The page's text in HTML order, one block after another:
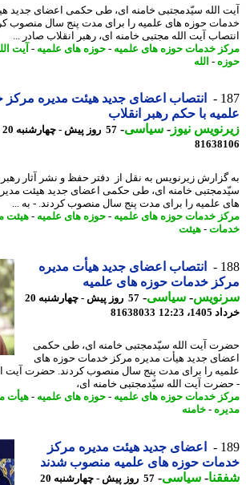
الله سیّدمجتبی خامنه ای، طی حکمی اعضای جدید هیئت
حوزه های علمیه را برای مدت پنج سال منصوب کردند.
آیت الله مجتبی خامنه ای، رهبر انقلاب صادر ...
خدمات حوزه های علمیه-حوزه های علمیه-آیت الله-
-الله
انتصاب اعضای جدید هیئت مدیره مرکز
با حکم رهبر انقلاب
نیوز-سیاسی-57 روز پیش - چهارشنبه 20 خرداد 1405، 12:33
زیرنویس به نقل از دفتر حفظ و نشر آثار رهبری ،
خامنه ای، طی حکمی اعضای جدید هیئت مدیره
علمیه را برای مدت پنج سال منصوب کردند. - به ...
خدمات حوزه های علمیه-حوزه های علمیه-هیئت
-هیئت
انتصاب اعضای جدید هیأت مدیره
خدمات حوزه های علمیه
-سیاسی-
57 روز پیش - چهارشنبه 20
12:23
81638033
آیت الله سیّدمجتبی خامنه ای، طی حکمی
جدید هیأت مدیره مرکز خدمات حوزه های
را برای مدت پنج سال منصوب کردند. حضرت آیت الله
آیت الله سیّدمجتبی خامنه ای،
خدمات حوزه های علمیه-حوزه های علمیه-هیأت
-خامنه
اعضای جدید هیئت مدیره مرکز
حوزه های علمیه منصوب شدند
-سیاسی-
57 روز پیش - چهارشنبه 20